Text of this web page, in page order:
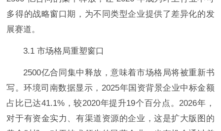
多得的战略窗口期，为不同类型企业提供了差异化的发
展赛道。
3.1 市场格局重塑窗口
2500亿合同集中释放，意味着市场格局将被重新书
写。环境司南数据显示，2025年国资背景企业中标金额
占比已达41.1%，较2020年提升19个百分点。2026年，
对于有资金实力、有渠道资源的企业，这是扩大版图的